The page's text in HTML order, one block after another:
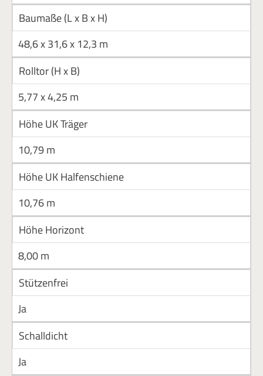
Baumaße (L x B x H)
48,6 x 31,6 x 12,3 m
Rolltor (H x B)
5,77 x 4,25 m
Höhe UK Träger
10,79 m
Höhe UK Halfenschiene
10,76 m
Höhe Horizont
8,00 m
Stützenfrei
Ja
Schalldicht
Ja